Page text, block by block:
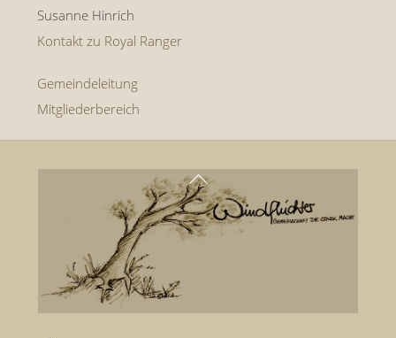
Susanne Hinrich
Kontakt zu Royal Ranger
Gemeindeleitung
Mitgliederbereich
Back
To
Top